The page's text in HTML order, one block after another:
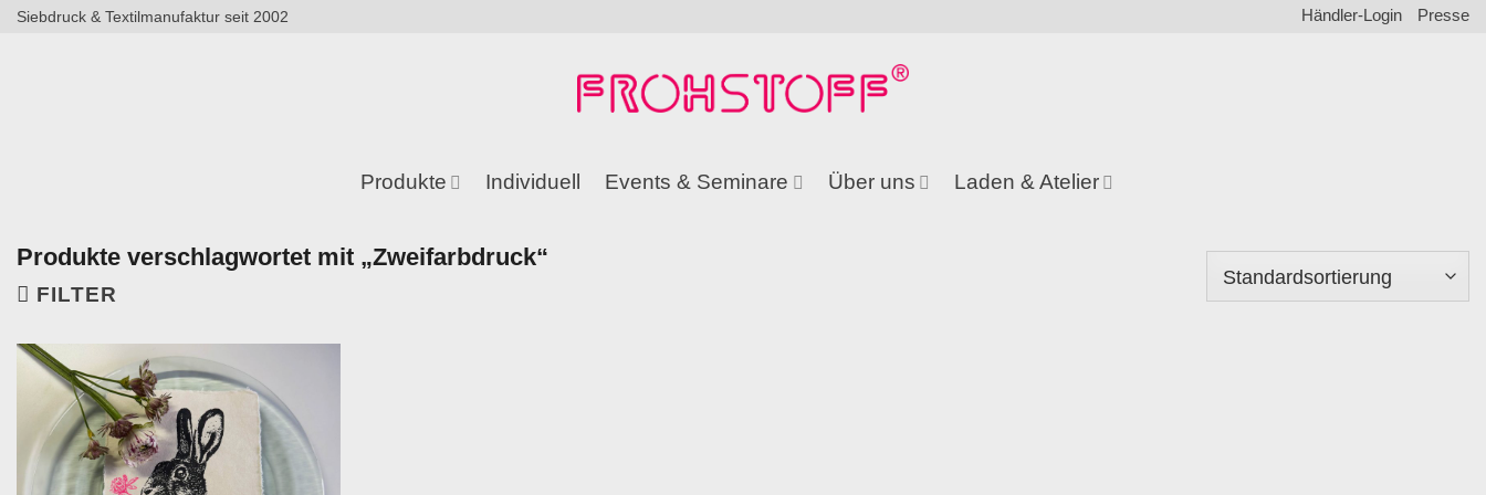
Zum
Siebdruck & Textilmanufaktur seit 2002 Händler-Login Presse
Produkte Individuell Events & Seminare Über uns Laden & Atelier
Produkte verschlagwortet mit „Zweifarbdruck“
FILTER